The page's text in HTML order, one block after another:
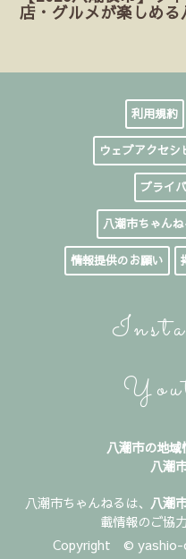
店・グルメが楽しめ
利用規約
ウェブアクセ
プライ
八潮市ちゃん
情報提供のお願い
八潮市の地
八潮
八潮市ちゃんねるは、 八潮
載情報のご協
Copyright © yashio-